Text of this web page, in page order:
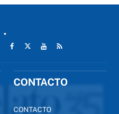
CONTACTO
CONTACTO